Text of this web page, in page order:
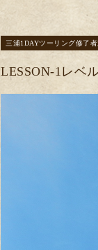
三浦1DAYツーリング修了
LESSON-1レベ